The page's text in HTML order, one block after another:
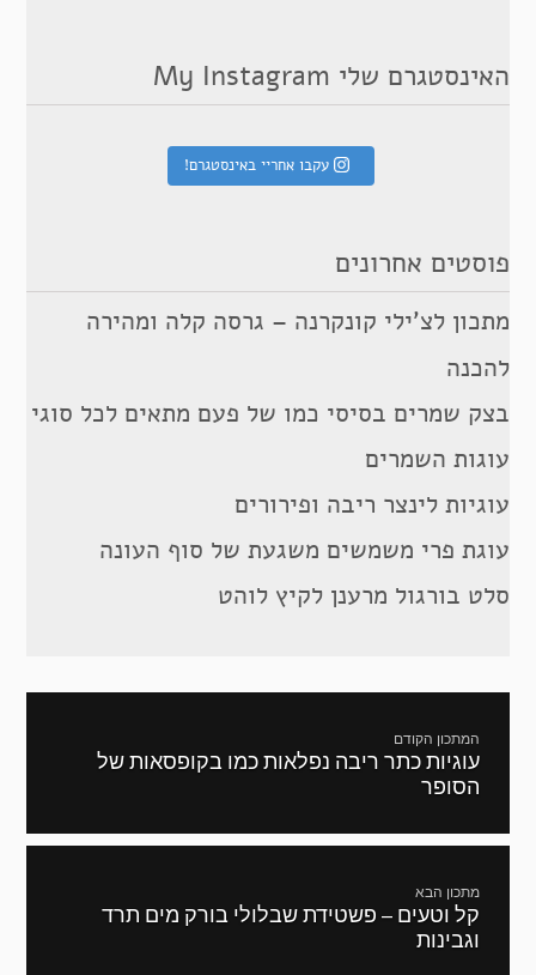
האינסטגרם שלי My Instagram
עקבו אחריי באינסטגרם!
פוסטים אחרונים
מתכון לצ’ילי קונקרנה – גרסה קלה ומהירה
להכנה
בצק שמרים בסיסי כמו של פעם מתאים לכל סוגי
עוגות השמרים
עוגיות לינצר ריבה ופירורים
עוגת פרי משמשים משגעת של סוף העונה
סלט בורגול מרענן לקיץ לוהט
המתכון הקודם
מתכון
קודם:
עוגיות כתר ריבה נפלאות כמו בקופסאות של
הסופר
מתכון הבא
המתכון
הבא:
קל וטעים – פשטידת שבלולי בורק מים תרד
וגבינות